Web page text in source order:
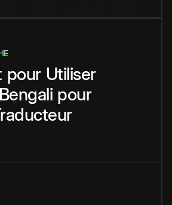
pour Utiliser
Bengali pour